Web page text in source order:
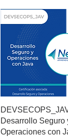
DEVSECOPS_JAV
Desarrollo Seguro
Operaciones con